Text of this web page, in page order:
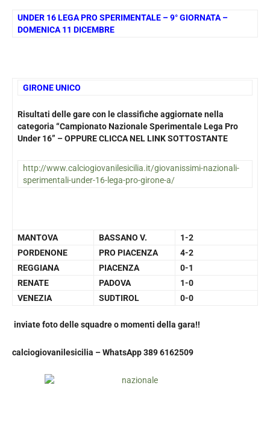
UNDER 16 LEGA PRO SPERIMENTALE – 9° GIORNATA –
DOMENICA 11 DICEMBRE
GIRONE UNICO
Risultati delle gare con le classifiche aggiornate nella
categoria “Campionato Nazionale Sperimentale Lega Pro
Under 16” – OPPURE CLICCA NEL LINK SOTTOSTANTE
http://www.calciogiovanilesicilia.it/giovanissimi-nazionali-
sperimentali-under-16-lega-pro-girone-a/
MANTOVA BASSANO V.
1-2
PORDENONE
PRO PIACENZA
4-2
REGGIANA
PIACENZA
0-1
RENATE
PADOVA
1-0
VENEZIA
SUDTIROL 0-0
inviate foto delle squadre o momenti della gara!!
calciogiovanilesicilia –WhatsApp 389 6162509